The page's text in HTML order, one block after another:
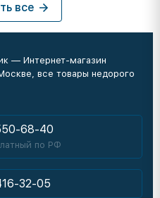
все
— Интернет-магазин
все товары недорого
68-40
по РФ
32-05